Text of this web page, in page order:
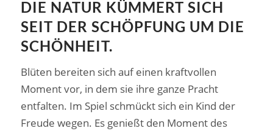
DIE NATUR KÜMMERT SICH
SEIT DER SCHÖPFUNG UM DIE
SCHÖNHEIT.
Blüten bereiten sich auf einen kraftvollen
Moment vor, in dem sie ihre ganze Pracht
entfalten. Im Spiel schmückt sich ein Kind der
Freude wegen. Es genießt den Moment des